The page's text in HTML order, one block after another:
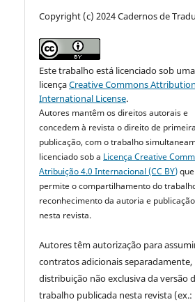
Copyright (c) 2024 Cadernos de
Este trabalho está licenciado sob uma
licençaCreative Commons
International License.
Autores mantêm os direitos autorais e
concedem à revista o direito de
publicação, com o trabalho
licenciado sob a Licença Creative
Atribuição 4.0 Internacional (CC BY)que
permite o compartilhamento do
reconhecimento da autoria e
nesta revista.
Autores têm autorização para
contratos adicionais separadamente,
distribuição não exclusiva da versão
trabalho publicada nesta revista (ex.: